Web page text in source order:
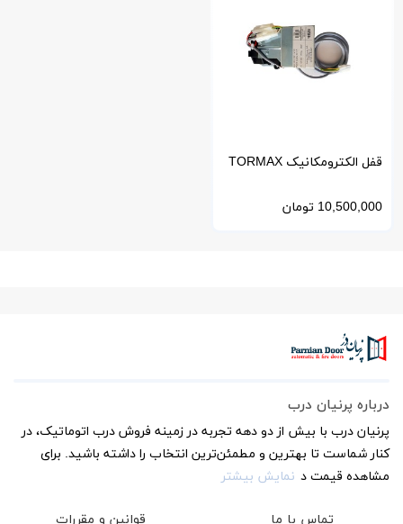
قفل الکترومکانیک TORMAX
سوئیس
10,500,000 تومان
درباره پرنیان درب
پرنیان درب با بیش از دو دهه تجربه در زمینه فروش درب اتوماتیک، در
کنار شماست تا بهترین و مطمئن‌ترین انتخاب را داشته باشید. برای
مشاهده قیمت د نمایش بیشتر
تماس با ما قوانین و مقررات